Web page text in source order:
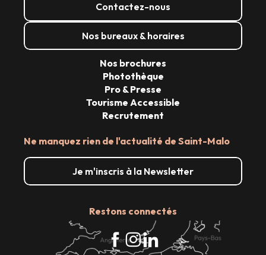
Contactez-nous
Nos bureaux & horaires
Ne manquez rien de l'actualité de Saint-Malo
Je m'inscris à la Newsletter
Restons connectés
Nos brochures
Photothèque
Pro & Presse
Tourisme Accessible
Recrutement